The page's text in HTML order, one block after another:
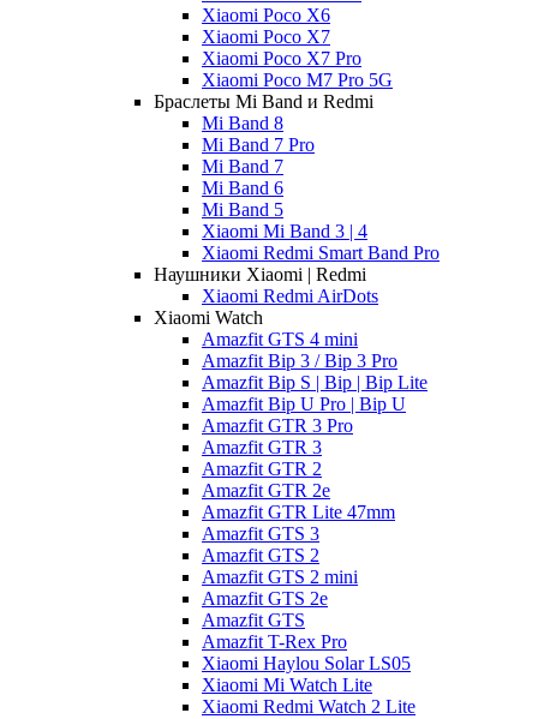
Xiaomi Poco X6
Xiaomi Poco X7
Xiaomi Poco X7 Pro
Xiaomi Poco M7 Pro 5G
Браслеты Mi Band и Redmi
Mi Band 8
Mi Band 7 Pro
Mi Band 7
Mi Band 6
Mi Band 5
Xiaomi Mi Band 3 | 4
Xiaomi Redmi Smart Band Pro
Наушники Xiaomi | Redmi
Xiaomi Redmi AirDots
Xiaomi Watch
Amazfit GTS 4 mini
Amazfit Bip 3 / Bip 3 Pro
Amazfit Bip S | Bip | Bip Lite
Amazfit Bip U Pro | Bip U
Amazfit GTR 3 Pro
Amazfit GTR 3
Amazfit GTR 2
Amazfit GTR 2e
Amazfit GTR Lite 47mm
Amazfit GTS 3
Amazfit GTS 2
Amazfit GTS 2 mini
Amazfit GTS 2e
Amazfit GTS
Amazfit T-Rex Pro
Xiaomi Haylou Solar LS05
Xiaomi Mi Watch Lite
Xiaomi Redmi Watch 2 Lite